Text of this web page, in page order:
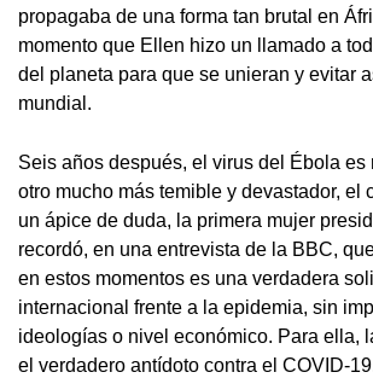
propagaba de una forma tan brutal en
momento que Ellen hizo un llamado a
del planeta para que se unieran y evitar
mundial.
Seis años después, el virus del Ébola es
otro mucho más temible y devastador, el
un ápice de duda, la primera mujer
recordó, en una entrevista de la BBC,
en estos momentos es una verdadera
internacional frente a la epidemia, sin
ideologías o nivel económico. Para ella,
el verdadero antídoto contra el COVID-